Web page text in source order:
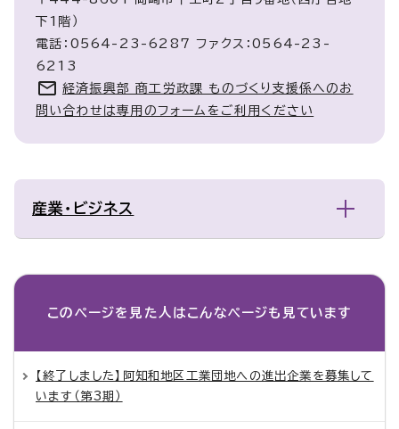
下1階）
電話：0564-23-6287 ファクス：0564-23-
6213
経済振興部 商工労政課 ものづくり支援係へのお
問い合わせは専用のフォームをご利用ください
産業・ビジネス
このページを見た人は こんなページも見ています
【終了しました】阿知和地区工業団地への進出企業を募集して
います（第3期）